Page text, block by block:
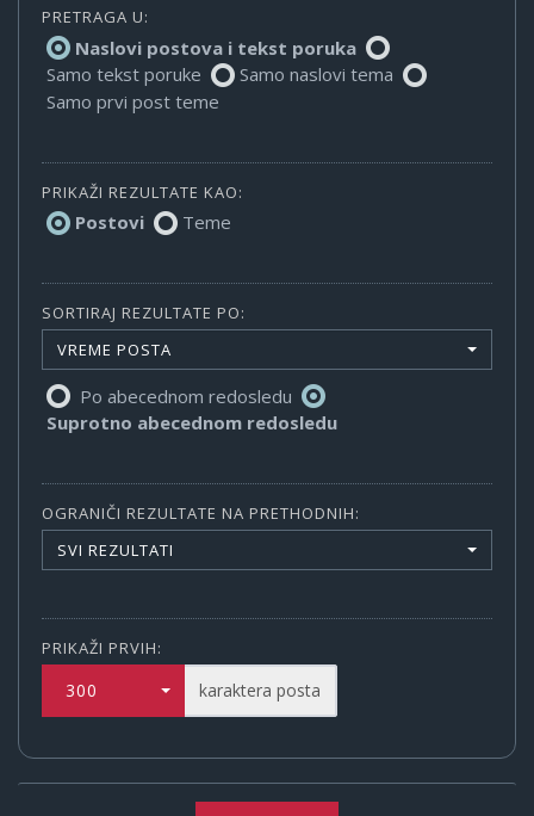
PRETRAGA U:
Naslovi postova i tekst poruka
Samo tekst poruke
Samo naslovi tema
Samo prvi post teme
PRIKAŽI REZULTATE KAO:
Postovi Teme
SORTIRAJ REZULTATE PO:
VREME POSTA
Po abecednom redosledu
Suprotno abecednom redosledu
OGRANIČI REZULTATE NA PRETHODNIH:
SVI REZULTATI
PRIKAŽI PRVIH:
300 karaktera posta